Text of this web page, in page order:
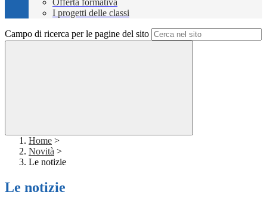
Offerta formativa
I progetti delle classi
Campo di ricerca per le pagine del sito
Home >
Novità >
Le notizie
Le notizie